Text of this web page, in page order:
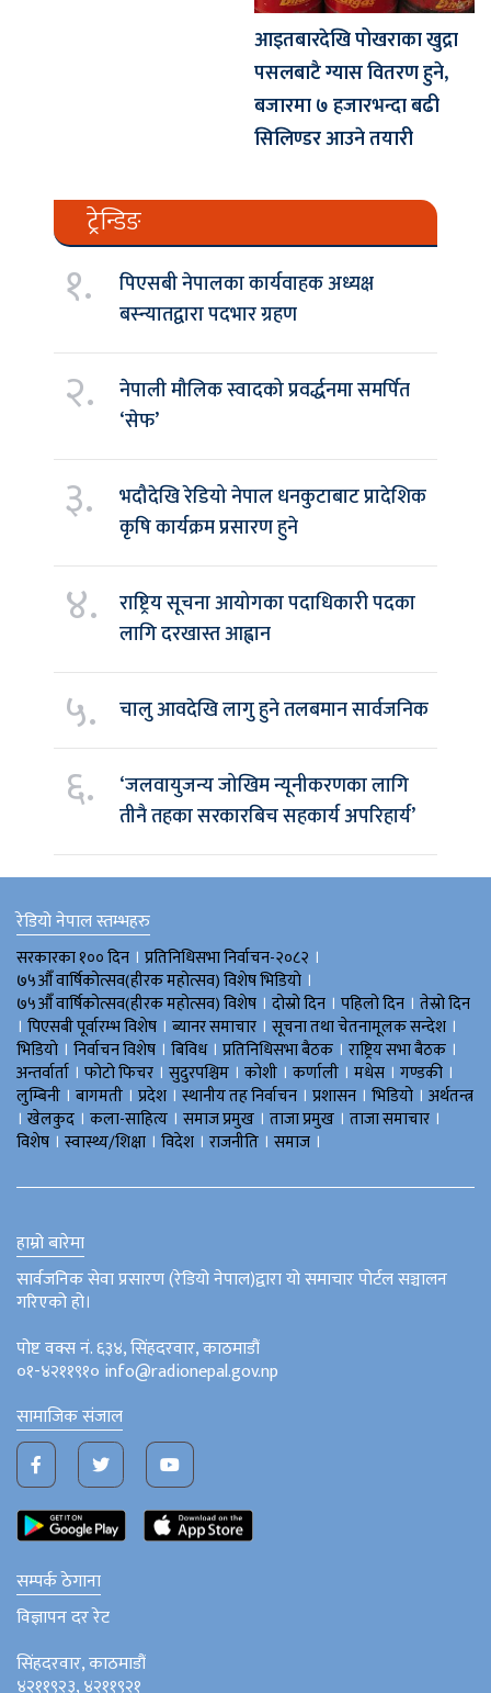
आइतबारदेखि पोखराका खुद्रा
पसलबाटै ग्यास वितरण हुने,
बजारमा ७ हजारभन्दा बढी
सिलिण्डर आउने तयारी
ट्रेन्डिङ
१.
पिएसबी नेपालका कार्यवाहक अध्यक्ष
बस्न्यातद्वारा पदभार ग्रहण
२.
नेपाली मौलिक स्वादको प्रवर्द्धनमा समर्पित
‘सेफ’
३.
भदौदेखि रेडियो नेपाल धनकुटाबाट प्रादेशिक
कृषि कार्यक्रम प्रसारण हुने
४.
राष्ट्रिय सूचना आयोगका पदाधिकारी पदका
लागि दरखास्त आह्वान
५. चालु आवदेखि लागु हुने तलबमान सार्वजनिक
६.
‘जलवायुजन्य जोखिम न्यूनीकरणका लागि
तीनै तहका सरकारबिच सहकार्य अपरिहार्य’
रेडियो नेपाल स्तम्भहरु
सरकारका १०० दिन । प्रतिनिधिसभा निर्वाचन-२०८२ ।
७५औँ वार्षिकोत्सव(हीरक महोत्सव) विशेष भिडियाे ।
७५औँ वार्षिकोत्सव(हीरक महोत्सव) विशेष । दोस्रो दिन । पहिलो दिन । तेस्रो दिन
। पिएसबी पूर्वारम्भ विशेष । ब्यानर समाचार । सूचना तथा चेतनामूलक सन्देश ।
भिडियाे । निर्वाचन विशेष । बिविध। प्रतिनिधिसभा बैठक । राष्ट्रिय सभा बैठक ।
अन्तर्वार्ता । फोटो फिचर । सुदुरपश्चिम । काेशी । कर्णाली । मधेस । गण्डकी ।
लुम्बिनी । बागमती । प्रदेश । स्थानीय तह निर्वाचन । प्रशासन । भिडियो । अर्थतन्त्र
। खेलकुद । कला-साहित्य । समाज प्रमुख । ताजा प्रमुख । ताजा समाचार ।
विशेष । स्वास्थ्य/शिक्षा । विदेश । राजनीति । समाज ।
हाम्रो बारेमा
सार्वजनिक सेवा प्रसारण (रेडियो नेपाल)द्वारा यो समाचार पोर्टल सञ्चालन
गरिएको हो।
पोष्ट वक्स नं. ६३४, सिंहदरवार, काठमाडौं
०१-४२११९१० info@radionepal.gov.np
सामाजिक संजाल
सम्पर्क ठेगाना
विज्ञापन दर रेट
सिंहदरवार, काठमाडौं